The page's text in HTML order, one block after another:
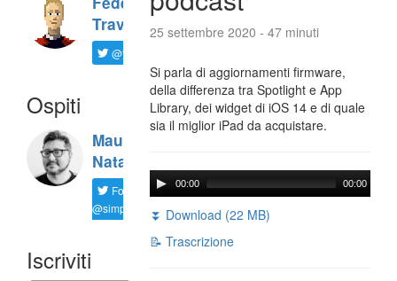
Travaini
@ftrava
Ospiti
Maurizio
Natali
Follow
@simplemal
Iscriviti
25 settembre 2020 - 47 minuti
Si parla di aggiornamenti firmware,
della differenza tra Spotlight e App
Library, dei widget di iOS 14 e di quale
sia il miglior iPad da acquistare.
00:00 00:00
⏬ Download (22 MB)
📝 Trascrizione